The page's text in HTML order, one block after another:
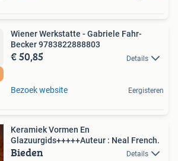
Wiener Werkstatte - Gabriele Fahr-
Becker 9783822888803
€ 50,85 Details
Bezoek website Eergisteren
Keramiek Vormen En
Glazuurgids+++++Auteur : Neal French.
Bieden Details